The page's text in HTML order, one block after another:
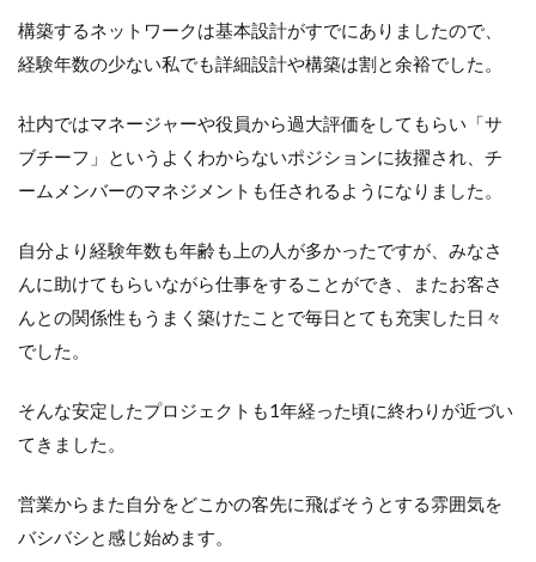
構築するネットワークは基本設計がすでにありましたので、
経験年数の少ない私でも詳細設計や構築は割と余裕でした。
社内ではマネージャーや役員から過大評価をしてもらい「サ
ブチーフ」というよくわからないポジションに抜擢され、チ
ームメンバーのマネジメントも任されるようになりました。
自分より経験年数も年齢も上の人が多かったですが、みなさ
んに助けてもらいながら仕事をすることができ、またお客さ
んとの関係性もうまく築けたことで毎日とても充実した日々
でした。
そんな安定したプロジェクトも1年経った頃に終わりが近づい
てきました。
営業からまた自分をどこかの客先に飛ばそうとする雰囲気を
バシバシと感じ始めます。